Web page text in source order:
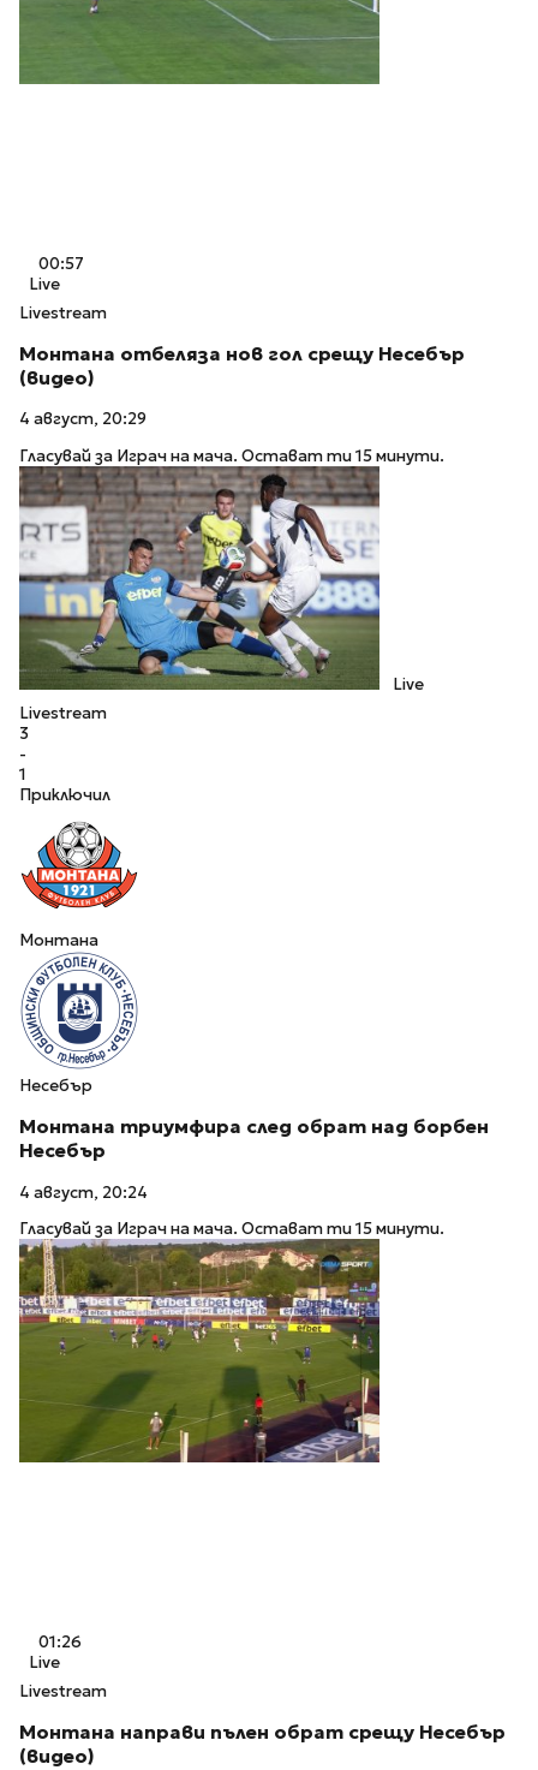
00:57
Live
Livestream
Монтана отбеляза нов гол срещу Несебър
(видео)
4 август, 20:29
Гласувай за Играч на мача. Остават ти 15 минути.
Live
Livestream
3
-
1
Приключил
Монтана
Несебър
Монтана триумфира след обрат над борбен
Несебър
4 август, 20:24
Гласувай за Играч на мача. Остават ти 15 минути.
01:26
Live
Livestream
Монтана направи пълен обрат срещу Несебър
(видео)